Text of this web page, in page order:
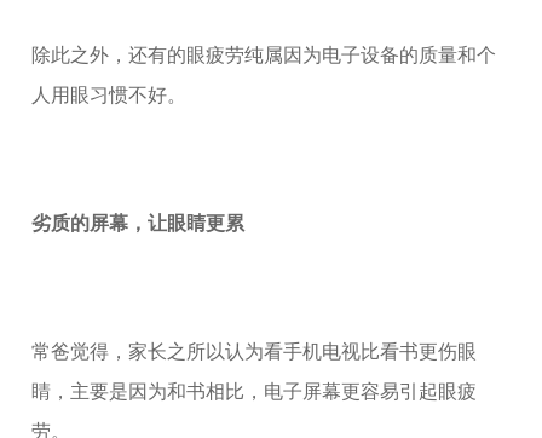
除此之外，还有的眼疲劳纯属因为电子设备的质量和个
人用眼习惯不好。
劣质的屏幕，让眼睛更累
常爸觉得，家长之所以认为看手机电视比看书更伤眼
睛，主要是因为和书相比，电子屏幕更容易引起眼疲
劳。